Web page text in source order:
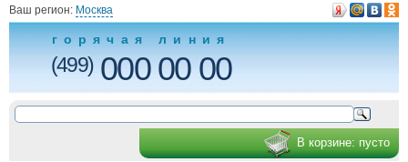
Ваш регион: Москва
горячая линия
(499)000 00 00
В корзине: пусто